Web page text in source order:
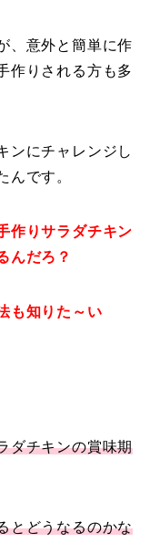
、意外と簡単に作
作りされる方も多
ンにチャレンジし
んです。
作りサラダチキン
んだろ？
も知りた～い
ダチキンの賞味期
とどうなるのかな